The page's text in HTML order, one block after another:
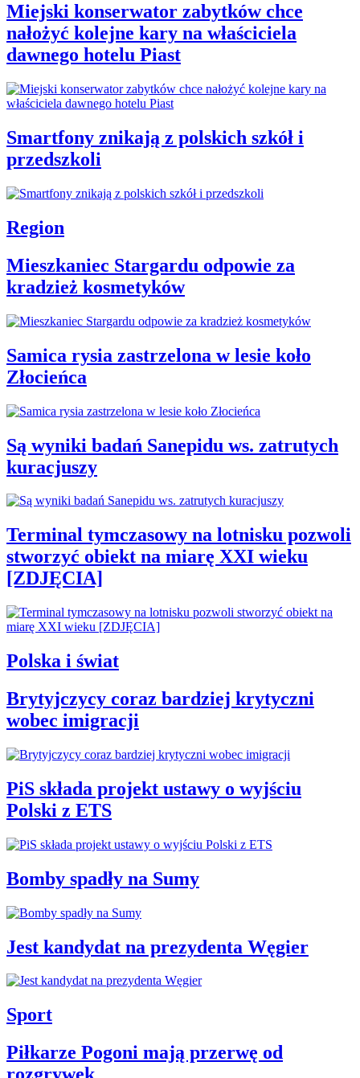
Miejski konserwator zabytków chce
nałożyć kolejne kary na właściciela
dawnego hotelu Piast
Smartfony znikają z polskich szkół i
przedszkoli
Region
Mieszkaniec Stargardu odpowie za
kradzież kosmetyków
Samica rysia zastrzelona w lesie koło
Złocieńca
Są wyniki badań Sanepidu ws. zatrutych
kuracjuszy
Terminal tymczasowy na lotnisku pozwoli
stworzyć obiekt na miarę XXI wieku
[ZDJĘCIA]
Polska i świat
Brytyjczycy coraz bardziej krytyczni
wobec imigracji
PiS składa projekt ustawy o wyjściu
Polski z ETS
Bomby spadły na Sumy
Jest kandydat na prezydenta Węgier
Sport
Piłkarze Pogoni mają przerwę od